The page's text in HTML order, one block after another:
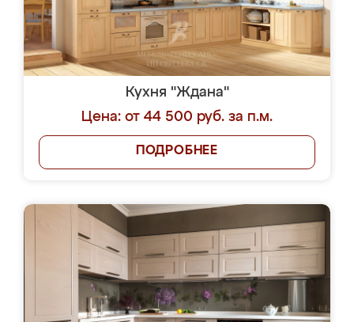
Кухня "Ждана"
Цена: от 44 500 руб. за п.м.
ПОДРОБНЕЕ